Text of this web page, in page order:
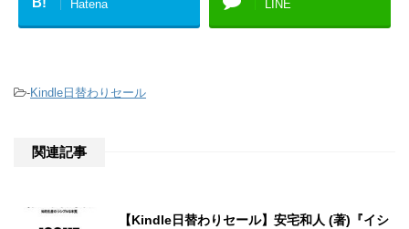
Hatena LINE
-Kindle日替わりセール
関連記事
【Kindle日替わりセール】安宅和人 (著)『イシ